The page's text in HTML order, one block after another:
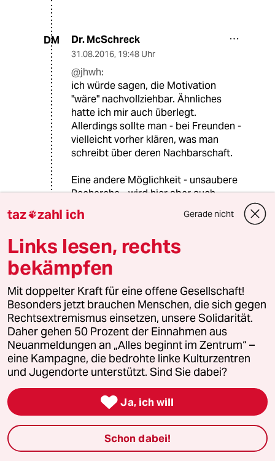
DM Dr. McSchreck
31.08.2016, 19:48 Uhr
@jhwh:
ich würde sagen, die Motivation
"wäre" nachvollziehbar. Ähnliches
hatte ich mir auch überlegt.
Allerdings sollte man - bei Freunden -
vielleicht vorher klären, was man
schreibt über deren Nachbarschaft.
Eine andere Möglichkeit - unsaubere
Recherche - wird hier aber auch
angedeutet, siehe
Kennzeichenvergabe. Von daher sehe
nur mich beschäftigt, nicht wirklich
beantwortet.
H H.G.S.
31.08.2016,19:33 Uhr
@jhwh:
Soweit okay.- Aber Burmester (bzw.
taz) hätte aufgrund der
um den Artikel , ruhig mal was
Erklärendes dazu schreiben können.
(Eingedenk auch Ihres:
"Im Netz konnte ich dazu nichts
taz zahl ich Gerade nicht
Links lesen, rechts
bekämpfen
Mit doppelter Kraft für eine offene Gesellschaft!
Besonders jetzt brauchen Menschen, die sich gegen
Rechtsextremismus einsetzen, unsere Solidarität.
Daher gehen 50 Prozent der Einnahmen aus
Neuanmeldungen an „Alles beginnt im Zentrum“ –
eine Kampagne, die bedrohte linke Kulturzentren
und Jugendorte unterstützt. Sind Sie dabei?
 Ja, ich will
Schon dabei!